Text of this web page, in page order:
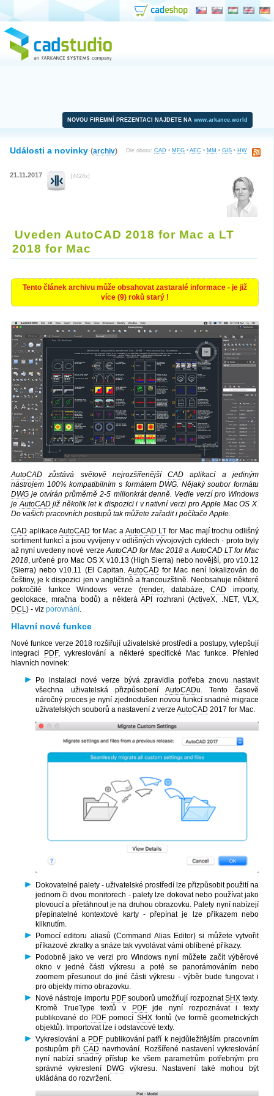
NOVOU FIREMNÍ PREZENTACI NAJDETE NA www.arkance.world
Dle oboru: CAD • MFG • AEC • MM • GIS • HW
Události a novinky (archiv)
21.11.2017 [4424x]
Uveden AutoCAD 2018 for Mac a LT
2018 for Mac
Tento článek archivu může obsahovat zastaralé informace - je již
více (9) roků starý !
AutoCAD zůstává světově nejrozšířenějšíCAD aplikací a jediným
nástrojem 100% kompatibilním s formátemDWG. Nějaký soubor formátu
DWG je otvírán průměrně 2-5 milionkrát denně. Vedle verzí pro Windows
jeAutoCADjiž několik let k dispozici i v nativní verzi pro Apple Mac OS X.
Do vašich pracovních postupů tak můžete zařadit i počítače Apple.
CAD aplikaceAutoCAD for Mac a AutoCAD LT for Mac mají trochu odlišný
sortiment funkcí a jsou vyvíjeny v odlišných vývojových cyklech - proto byly
až nyní uvedeny nové verzeAutoCADfor Mac 2018 aAutoCAD LTfor Mac
2018, určené pro Mac OS X v10.13 (High Sierra) nebo novější, pro v10.12
(Sierra) nebo v10.11 (El Capitan. AutoCAD for Mac není lokalizován do
češtiny, je k dispozici jen v angličtině a francouzštině. Neobsahuje některé
pokročilé funkce Windows verze (render, databáze,CAD importy,
geolokace, mračna bodů) a některáAPI rozhraní (ActiveX, .NET,VLX,
DCL) - viz porovnání.
Hlavní nové funkce
Nové funkce verze 2018 rozšiřují uživatelské prostředí a postupy, vylepšují
integraci PDF, vykreslování a některé specifické Mac funkce. Přehled
hlavních novinek:
Po instalaci nové verze bývá zpravidla potřeba znovu nastavit
všechna uživatelská přizpůsobení AutoCADu. Tento časově
náročný proces je nyní zjednodušen novou funkcí snadné migrace
uživatelských souborů a nastavení z verze AutoCAD 2017 for Mac.
Dokovatelné palety - uživatelské prostředí lze přizpůsobit použití na
jednom či dvou monitorech - palety lze dokovat nebo používat jako
plovoucí a přetáhnout je na druhou obrazovku. Palety nyní nabízejí
přepínatelné kontextové karty - přepínat je lze příkazem nebo
kliknutím.
Pomocí editoru aliasů (Command Alias Editor) si můžete vytvořit
příkazové zkratky a snáze tak vyvolávat vámi oblíbené příkazy.
Podobně jako ve verzi pro Windows nyní můžete začít výběrové
okno v jedné části výkresu a poté se panorámováním nebo
zoomem přesunout do jiné části výkresu - výběr bude fungovat i
pro objekty mimo obrazovku.
Nové nástroje importu PDFsouborů umožňují rozpoznatSHXtexty.
Kromě TrueType textů v PDFjde nyní rozpoznávat i texty
publikované do PDF pomocí SHXfontů (ve formě geometrických
objektů). Importovat lze i odstavcové texty.
Vykreslování a PDF publikování patří k nejdůležitějším pracovním
postupům při CAD navrhování. Rozšířené nastavení vykreslování
nyní nabízí snadný přístup ke všem parametrům potřebným pro
správné vykreslení DWG výkresu. Nastavení také mohou být
ukládána do rozvržení.